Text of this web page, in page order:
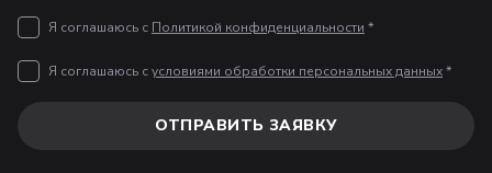
Я соглашаюсь с Политикой конфиденциальности *
Я соглашаюсь сусловиями обработки персональных данных*
ОТПРАВИТЬ ЗАЯВКУ